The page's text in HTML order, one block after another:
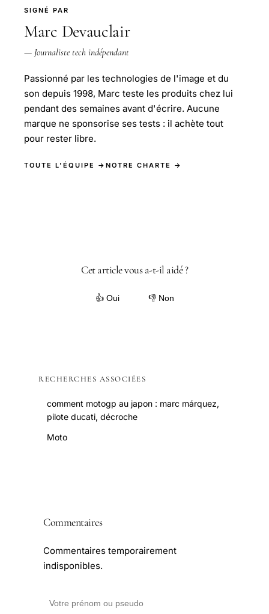
SIGNÉ PAR
Marc Devauclair
— Journaliste tech indépendant
Passionné par les technologies de l'image et du
son depuis 1998, Marc teste les produits chez lui
pendant des semaines avant d'écrire. Aucune
marque ne sponsorise ses tests : il achète tout
pour rester libre.
TOUTE L'ÉQUIPE → NOTRE CHARTE →
Cet article vous a-t-il aidé ?
👍 Oui 👎 Non
RECHERCHES ASSOCIÉES
comment motogp au japon : marc márquez,
pilote ducati, décroche
Moto
Commentaires
Commentaires temporairement
indisponibles.